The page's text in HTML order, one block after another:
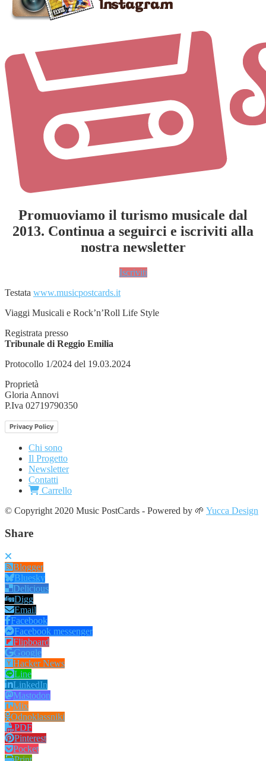
Promuoviamo il turismo musicale dal
2013. Continua a seguirci e iscriviti alla
nostra newsletter
Iscriviti
Testata www.musicpostcards.it
Viaggi Musicali e Rock’n’Roll Life Style
Registrata presso
Tribunale di Reggio Emilia
Protocollo 1/2024 del 19.03.2024
Proprietà
Gloria Annovi
P.Iva 02719790350
Privacy Policy
Chi sono
Il Progetto
Newsletter
Contatti
Carrello
© Copyright 2020 Music PostCards - Powered by 🌱 Yucca Design
Share
Blogger
Bluesky
Delicious
Digg
Email
Facebook
Facebook messenger
Flipboard
Google
Hacker News
Line
LinkedIn
Mastodon
Mix
Odnoklassniki
PDF
Pinterest
Pocket